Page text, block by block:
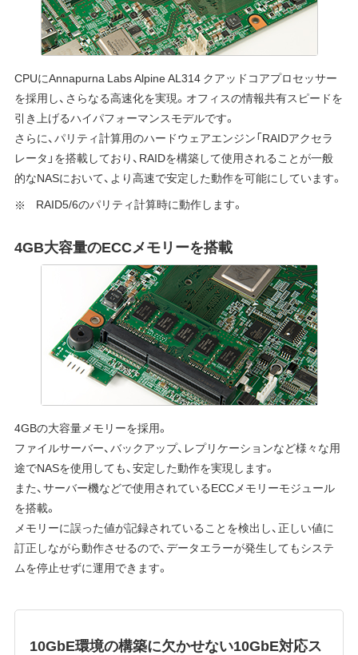
CPUにAnnapurna Labs Alpine AL314 クアッドコアプロセッサー
を採用し、さらなる高速化を実現。オフィスの情報共有スピードを
引き上げるハイパフォーマンスモデルです。
さらに、パリティ計算用のハードウェアエンジン「RAIDアクセラ
レータ」を搭載しており、RAIDを構築して使用されることが一般
的なNASにおいて、より高速で安定した動作を可能にしています。
RAID5/6のパリティ計算時に動作します。
4GB大容量のECCメモリーを搭載
4GBの大容量メモリーを採用。
ファイルサーバー、バックアップ、レプリケーションなど様々な用
途でNASを使用しても、安定した動作を実現します。
また、サーバー機などで使用されているECCメモリーモジュール
を搭載。
メモリーに誤った値が記録されていることを検出し、正しい値に
訂正しながら動作させるので、データエラーが発生してもシステ
ムを停止せずに運用できます。
10GbE環境の構築に欠かせない10GbE対応ス